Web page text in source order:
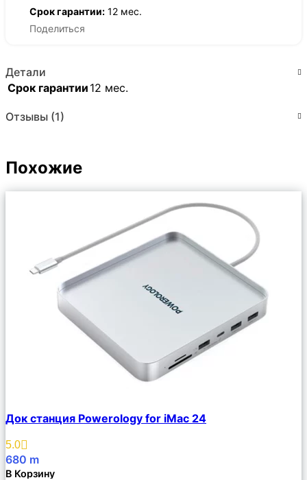
Срок гарантии: 12 мес.
Поделиться
Детали
Срок гарантии 12 мес.
Отзывы (1)
Похожие
Описание
Избранное
Док станция Powerology for iMac 24
5.0
680 m
В Корзину